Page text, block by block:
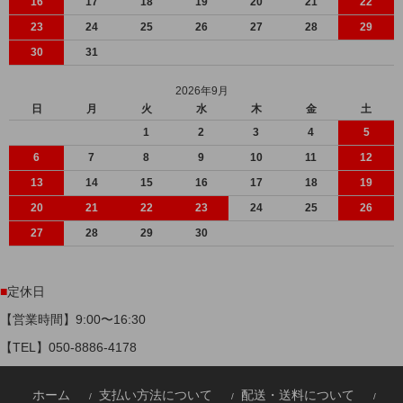
23
24 25 26 27 28
29
30
31
2026年9月
日
月 火 水 木 金
土
1
2 3 4
5
6
7 8 9 10 11
12
13
14 15 16 17 18
19
20
21 22 23 24 25
26
27
28 29 30
■定休日
【営業時間】9:00〜16:30
【TEL】 050-8886-4178
ホーム / 支払い方法について / 配送・送料について /